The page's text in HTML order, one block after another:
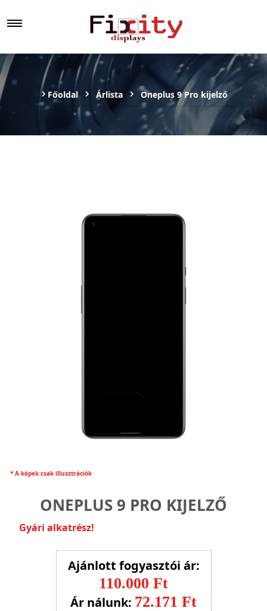
Főoldal Árlista Oneplus 9 Pro kijelző
* A képek csak illusztrációk
ONEPLUS 9 PRO KIJELZŐ
Gyári alkatrész!
Ajánlott fogyasztói ár:
110.000 Ft
Ár nálunk: 72.171 Ft